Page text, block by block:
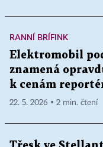
RANNÍ BRÍFINK
Elektromobil
znamená
k cenám
22. 5. 2026 ▪ 2 min. čtení